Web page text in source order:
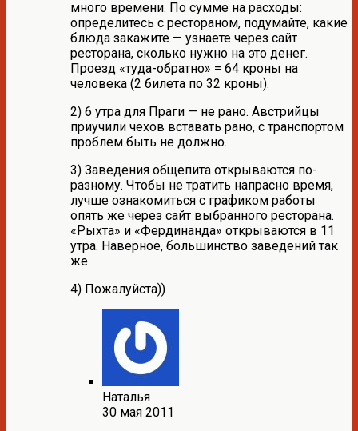
много времени. По сумме на расходы:
определитесь с рестораном, подумайте, какие
блюда закажите — узнаете через сайт
ресторана, сколько нужно на это денег.
Проезд «туда-обратно» = 64 кроны на
человека (2 билета по 32 кроны).
2) 6 утра для Праги — не рано. Австрийцы
приучили чехов вставать рано, с транспортом
проблем быть не должно.
3) Заведения общепита открываются по-
разному. Чтобы не тратить напрасно время,
лучше ознакомиться с графиком работы
опять же через сайт выбранного ресторана.
«Рыхта» и «Фердинанда» открываются в 11
утра. Наверное, большинство заведений так
же.
4) Пожалуйста))
Наталья
30 мая 2011